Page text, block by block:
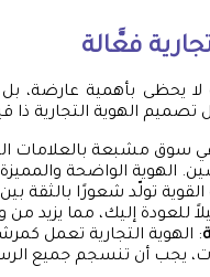
فعَّالة
لا يحظى بأهمية عارضة،
الهوية التجارية ذا
سوق مشبعة بالعلامات
الهوية الواضحة والمميزة
القوية تولّد شعورًا بالثقة
للعودة إليك، مما يزيد من
: الهوية التجارية تعمل
يجب أن تنسجم جميع